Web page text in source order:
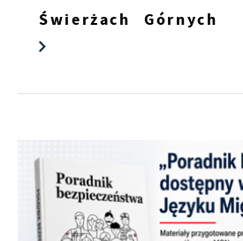
Świerżach Górnych